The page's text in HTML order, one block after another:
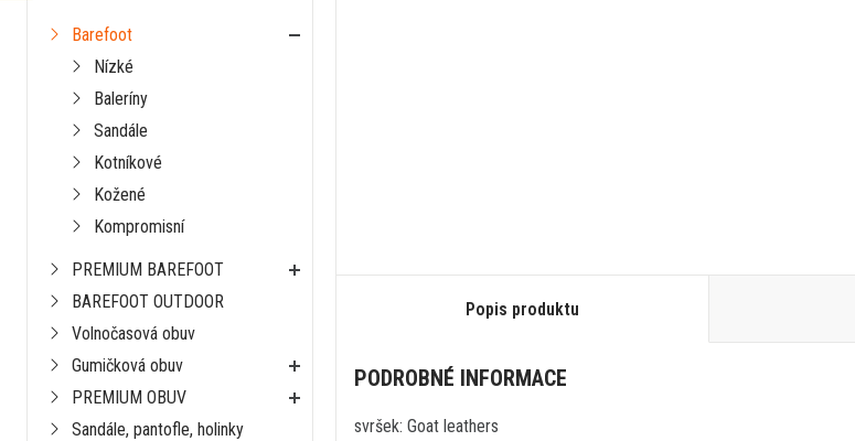
Popis produktu
PODROBNÉ INFORMACE
svršek: Goat leathers
Barefoot
Nízké
Baleríny
Sandále
Kotníkové
Kožené
Kompromisní
PREMIUM BAREFOOT
BAREFOOT OUTDOOR
Volnočasová obuv
Gumičková obuv
PREMIUM OBUV
Sandále, pantofle, holinky